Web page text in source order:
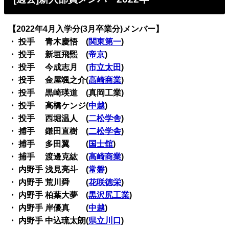
【2022年4月入学分(3月卒業分)メンバー】
・ 投手 青木慶悟 (関東第一)
・ 投手 新垣飛煕 (帝京)
・ 投手 今成志月 (市立太田)
・ 投手 金屋颯之介(高崎商業)
・ 投手 黒崎瑛道 (真岡工業)
・ 投手 高橋ケンジ(中越)
・ 投手 西堀温人 (二松学舎)
・ 捕手 鎌田直樹 (二松学舎)
・ 捕手 多田翼 (国士舘)
・ 捕手 渡邊克紘 (高崎商業)
・ 内野手 浅見亮斗 (常磐)
・ 内野手 荒川舜 (花咲徳栄)
・ 内野手 柏葉大夢 (黒沢尻工業)
・ 内野手 岸優真 (中越)
・ 内野手 中込琉太朗(県立川口)